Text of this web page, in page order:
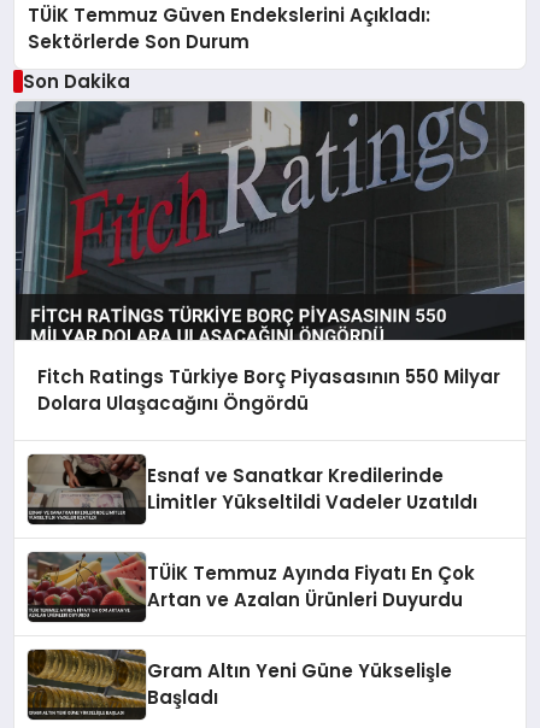
TÜİK Temmuz Güven Endekslerini Açıkladı:
Sektörlerde Son Durum
Son Dakika
Fitch Ratings Türkiye Borç Piyasasının 550 Milyar
Dolara Ulaşacağını Öngördü
Esnaf ve Sanatkar Kredilerinde
Limitler Yükseltildi Vadeler Uzatıldı
TÜİK Temmuz Ayında Fiyatı En Çok
Artan ve Azalan Ürünleri Duyurdu
Gram Altın Yeni Güne Yükselişle
Başladı